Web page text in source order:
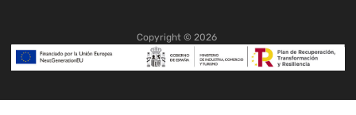
Copyright © 2026